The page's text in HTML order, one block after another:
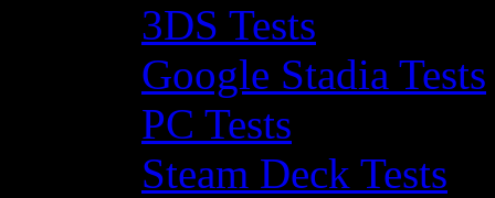
3DS Tests
Google Stadia Tests
PC Tests
Steam Deck Tests